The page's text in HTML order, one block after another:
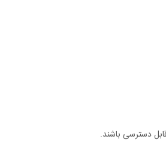
دسترسی باشند.